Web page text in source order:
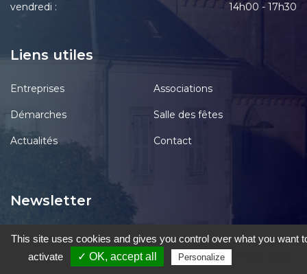
vendredi :
14h00 - 17h30
Liens utiles
Entreprises Associations
Démarches Salle des fêtes
Actualités Contact
Newsletter
This site uses cookies and gives you control over what you want
activate
✓ OK, accept all Personalize